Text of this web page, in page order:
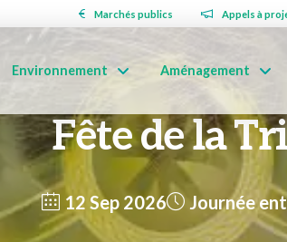
Marchés publics Appels à
Environnement Aménagement
Fête de la
12 Sep 2026 Journée